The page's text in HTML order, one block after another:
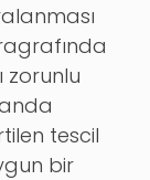
zorunlu
tescil
bir